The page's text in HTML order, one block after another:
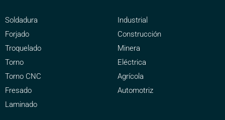
Soldadura
Forjado
Troquelado
Torno
Torno CNC
Fresado
Laminado
Industrial
Construcción
Minera
Eléctrica
Agrícola
Automotriz